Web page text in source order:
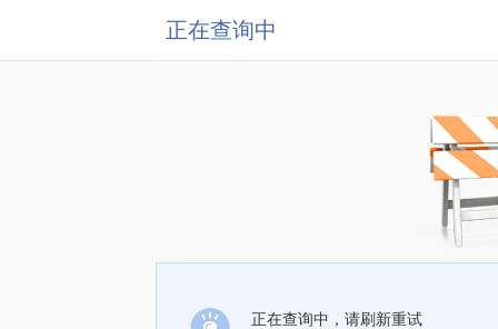
正在查询中
正在查询中，请刷新重试